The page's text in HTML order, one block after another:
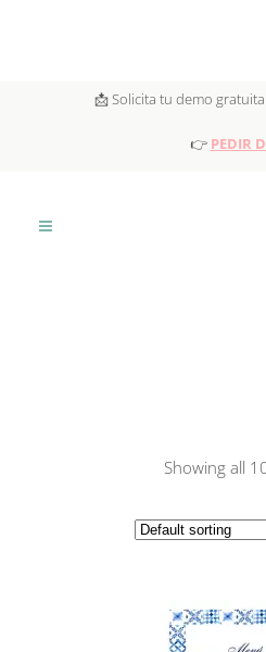
📩 Solicita tu demo
👉 PEDIR
Showing all